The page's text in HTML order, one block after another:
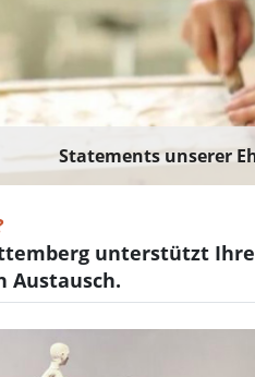
Statements unserer
unterstützt